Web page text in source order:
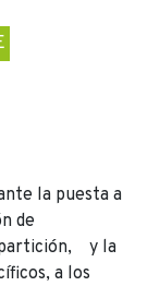
la puesta a
de
y la
a los